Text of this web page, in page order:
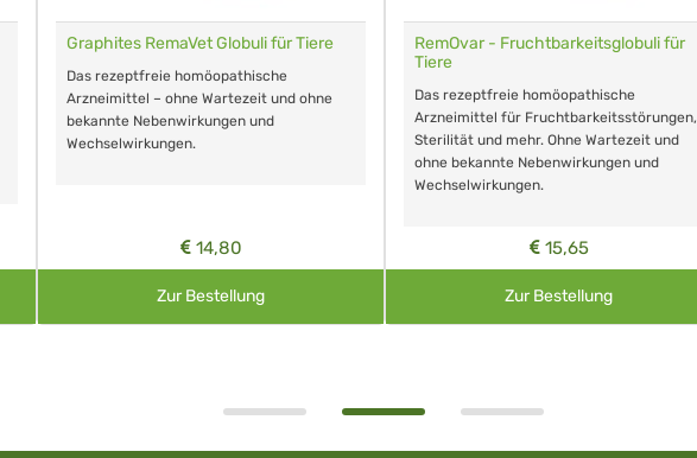
Graphites RemaVet Globuli für Tiere
Das rezeptfreie homöopathische
Arzneimittel – ohne Wartezeit und ohne
bekannte Nebenwirkungen und
Wechselwirkungen.
14,80
Zur Bestellung
RemOvar - Fruchtbarkeitsglobuli für
Tiere
Das rezeptfreie homöopathische
Arzneimittel für Fruchtbarkeitsstörungen,
Sterilität und mehr. Ohne Wartezeit und
ohne bekannte Nebenwirkungen und
Wechselwirkungen.
15,65
Zur Bestellung